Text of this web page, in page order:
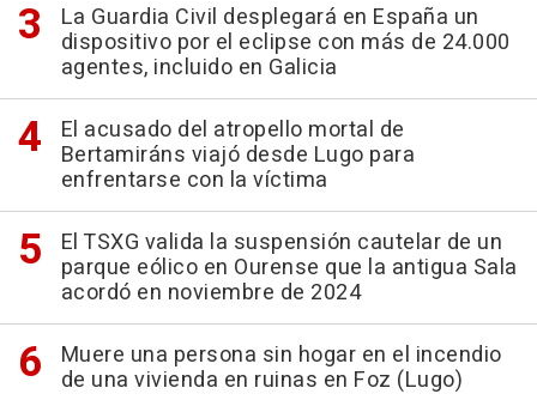
La Guardia Civil desplegará en España un
dispositivo por el eclipse con más de 24.000
agentes, incluido en Galicia
El acusado del atropello mortal de
Bertamiráns viajó desde Lugo para
enfrentarse con la víctima
El TSXG valida la suspensión cautelar de un
parque eólico en Ourense que la antigua Sala
acordó en noviembre de 2024
Muere una persona sin hogar en el incendio
de una vivienda en ruinas en Foz (Lugo)